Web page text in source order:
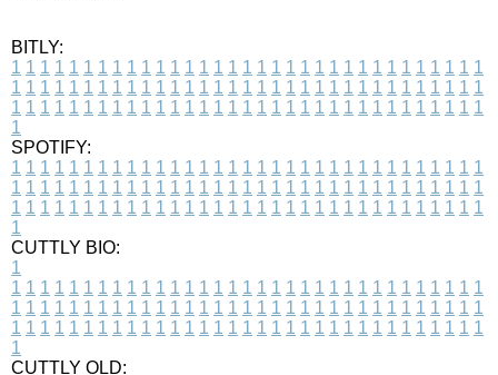
BITLY:
1 1 1 1 1 1 1 1 1 1 1 1 1 1 1 1 1 1 1 1 1 1 1 1 1 1 1 1 1 1 1 1 1
1 1 1 1 1 1 1 1 1 1 1 1 1 1 1 1 1 1 1 1 1 1 1 1 1 1 1 1 1 1 1 1 1
1 1 1 1 1 1 1 1 1 1 1 1 1 1 1 1 1 1 1 1 1 1 1 1 1 1 1 1 1 1 1 1 1
1
SPOTIFY:
1 1 1 1 1 1 1 1 1 1 1 1 1 1 1 1 1 1 1 1 1 1 1 1 1 1 1 1 1 1 1 1 1
1 1 1 1 1 1 1 1 1 1 1 1 1 1 1 1 1 1 1 1 1 1 1 1 1 1 1 1 1 1 1 1 1
1 1 1 1 1 1 1 1 1 1 1 1 1 1 1 1 1 1 1 1 1 1 1 1 1 1 1 1 1 1 1 1 1
1
CUTTLY BIO:
1
1 1 1 1 1 1 1 1 1 1 1 1 1 1 1 1 1 1 1 1 1 1 1 1 1 1 1 1 1 1 1 1 1
1 1 1 1 1 1 1 1 1 1 1 1 1 1 1 1 1 1 1 1 1 1 1 1 1 1 1 1 1 1 1 1 1
1 1 1 1 1 1 1 1 1 1 1 1 1 1 1 1 1 1 1 1 1 1 1 1 1 1 1 1 1 1 1 1 1
1
CUTTLY OLD: